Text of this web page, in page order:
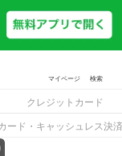
マイページ 検索
クレジットカード
ード・キャッシュレス決